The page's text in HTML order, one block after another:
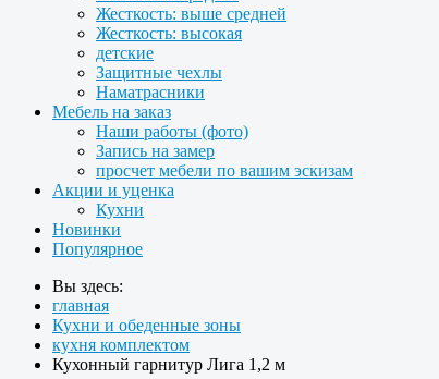
Жесткость: выше средней
Жесткость: высокая
детские
Защитные чехлы
Наматрасники
Мебель на заказ
Наши работы (фото)
Запись на замер
просчет мебели по вашим эскизам
Акции и уценка
Кухни
Новинки
Популярное
Вы здесь:
главная
Кухни и обеденные зоны
кухня комплектом
Кухонный гарнитур Лига 1,2 м